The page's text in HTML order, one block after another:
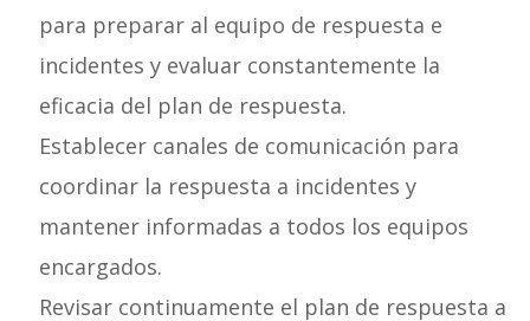
para preparar al equipo de respuesta e
incidentes y evaluar constantemente la
eficacia del plan de respuesta.
Establecer canales de comunicación para
coordinar la respuesta a incidentes y
mantener informadas a todos los equipos
encargados.
Revisar continuamente el plan de respuesta a